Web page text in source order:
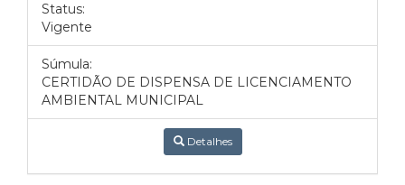
Status:
Vigente
Súmula:
CERTIDÃO DE DISPENSA DE LICENCIAMENTO
AMBIENTAL MUNICIPAL
Detalhes